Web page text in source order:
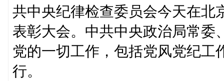
共中央纪律检查委员会今天在北
表彰大会。中共中央政治局常委
党的一切工作，包括党风党纪工
行。